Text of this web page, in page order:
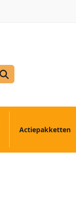
Actiepakketten